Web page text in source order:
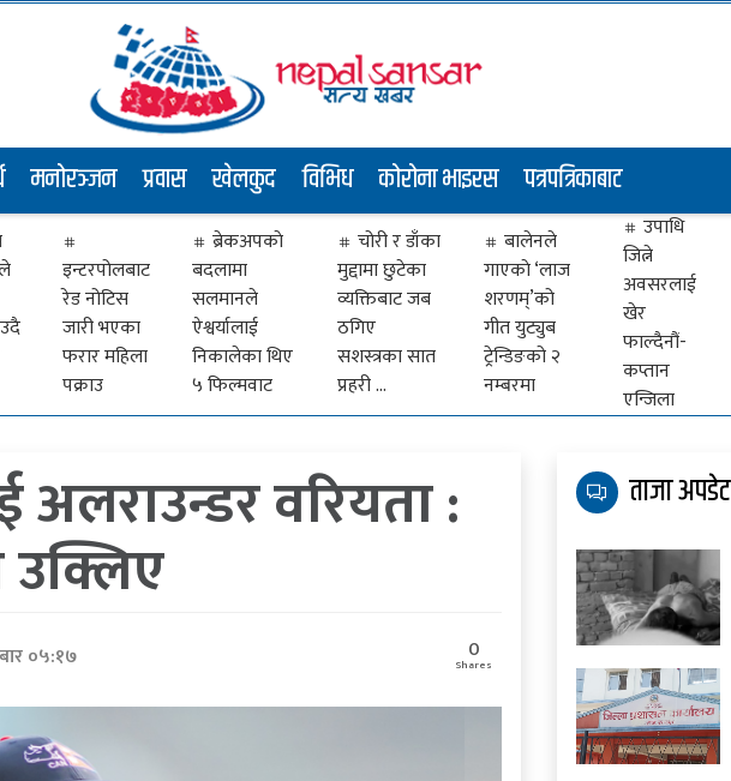
मनोरञ्जन प्रवास खेलकुद विभिध कोरोना भाइरस पत्रपत्रिकाबाट
इन्टरपोलबाट
रेड नोटिस
जारी भएका
फरार महिला
पक्राउ
ब्रेकअपकाे
बदलामा
सलमानले
ऐश्वर्यालाई
निकालेका थिए
५ फिल्मवाट
चोरी र डाँका
मुद्दामा छुटेका
व्यक्तिबाट जब
ठगिए
सशस्त्रका सात
प्रहरी …
बालेनले
गाएकाे ‘लाज
शरणम्’को
गीत युट्युब
ट्रेन्डिङको २
नम्बरमा
उपाधि
जित्ने
अवसरलाई
खेर
फाल्दैनौं-
कप्तान
एन्जिला
वरियता :
उक्लिए
०५:१७ 0
Shares
ताजा अपडेट